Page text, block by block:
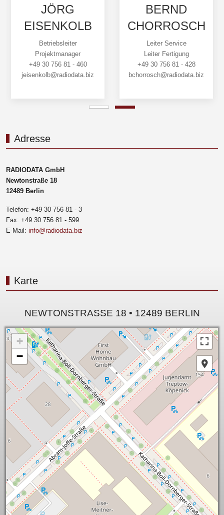
JÖRG
EISENKOLB
Betriebsleiter
Projektmanager
+49 30 756 81 - 460
jeisenkolb@radiodata.biz
BERND
CHORROSCH
Leiter Service
Leiter Fertigung
+49 30 756 81 - 428
bchorrosch@radiodata.biz
Adresse
RADIODATA GmbH
Newtonstraße 18
12489 Berlin
Telefon: +49 30 756 81 - 3
Fax: +49 30 756 81 - 599
E-Mail: info@radiodata.biz
Karte
NEWTONSTRASSE 18 • 12489 BERLIN
+
−